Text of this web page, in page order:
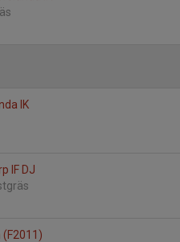
IK
IF DJ
(F2011)